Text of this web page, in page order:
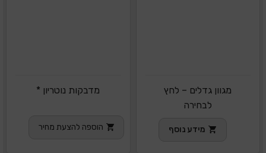
מגוון גדלים – לחץ
לבחירה
מידע נוסף
מדבקות נוטריון *
הוספה להצעת מחיר